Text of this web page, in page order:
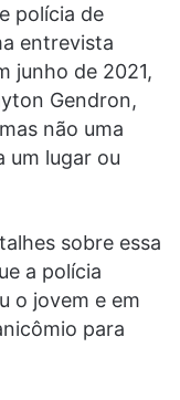
polícia de
entrevista
junho de 2021,
Gendron,
não uma
um lugar ou
sobre essa
a polícia
o jovem e em
para